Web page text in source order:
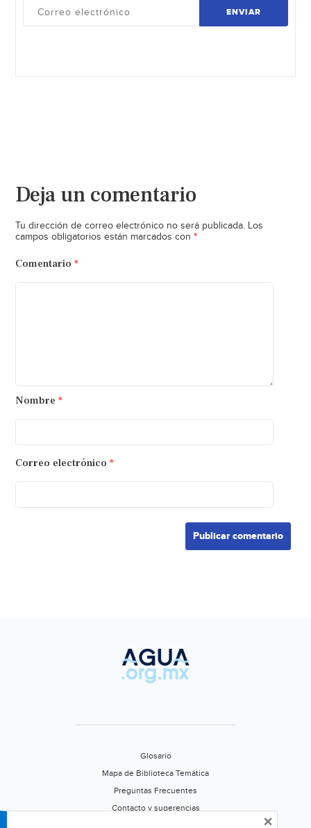
ENVIAR
Deja un comentario
Tu dirección de correo electrónico no será publicada. Los
campos obligatorios están marcados con *
Comentario *
Nombre *
Correo electrónico *
Glosario
Mapa de Biblioteca Temática
Preguntas Frecuentes
Contacto y sugerencias
×